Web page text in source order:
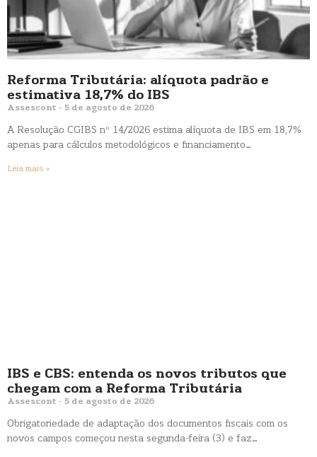
Reforma Tributária: alíquota padrão e
estimativa 18,7% do IBS
Assescont 5 de agosto de 2026
A Resolução CGIBS nº 14/2026 estima alíquota de IBS em 18,7%
apenas para cálculos metodológicos e financiamento…
Leia mais »
IBS e CBS: entenda os novos tributos que
chegam com a Reforma Tributária
Assescont 5 de agosto de 2026
Obrigatoriedade de adaptação dos documentos fiscais com os
novos campos começou nesta segunda-feira (3) e faz…